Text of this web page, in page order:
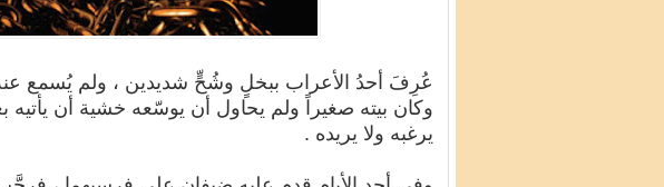
عُرِفَ أحدُ الأعراب ببخلٍ وشُحٍّ شديدين ، ولم يُسمع
وكان بيته صغيراً ولم يحاول أن يوسّعه خشية أن يأتيه
يرغبه ولا يريده .